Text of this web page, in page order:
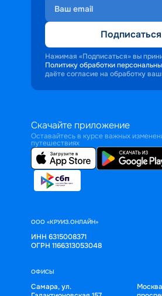
Подписаться
Нажимая «Подписаться» вы
Политику обработки
даёте согласие на обработку
Скачайте приложение
Оставайтесь в курсе важных
путешествиях
ООО «КРУИЗ.ОНЛАЙН»
ИНН 6315008371
ОГРН 1166313053048
ОФИСЫ
Самара, ул.